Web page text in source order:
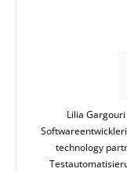
Lilia
technology